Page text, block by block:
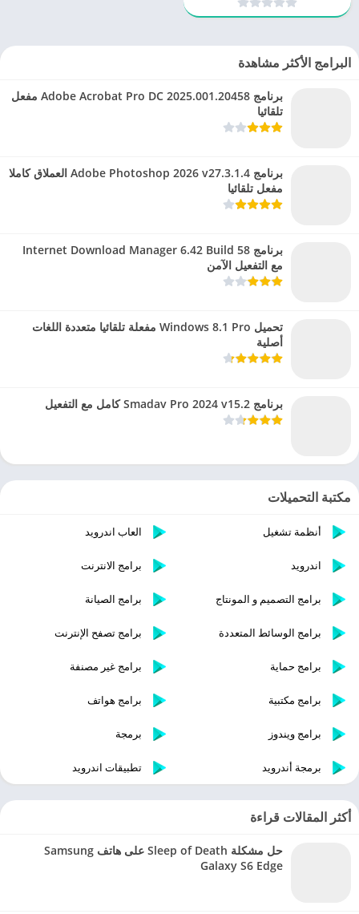
البرامج الأكثر مشاهدة
برنامج Adobe Acrobat Pro DC 2025.001.20458 مفعل
تلقائيا
برنامج Adobe Photoshop 2026 v27.3.1.4 العملاق كاملا
مفعل تلقائيا
برنامج Internet Download Manager 6.42 Build 58
مع التفعيل الآمن
تحميل Windows 8.1 Pro مفعلة تلقائيا متعددة اللغات
أصلية
برنامج Smadav Pro 2024 v15.2 كامل مع التفعيل
مكتبة التحميلات
أنظمة تشغيل العاب اندرويد
اندرويد برامج الانترنت
برامج التصميم و المونتاج برامج الصيانة
برامج الوسائط المتعددة برامج تصفح الإنترنت
برامج حماية برامج غير مصنفة
برامج مكتبية برامج هواتف
برامج ويندوز برمجة
برمجة أندرويد تطبيقات اندرويد
أكثر المقالات قراءة
حل مشكلة Sleep of Death على هاتف Samsung
Galaxy S6 Edge